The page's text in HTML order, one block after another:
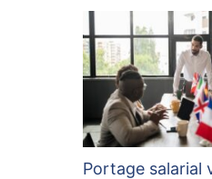
Portage salarial